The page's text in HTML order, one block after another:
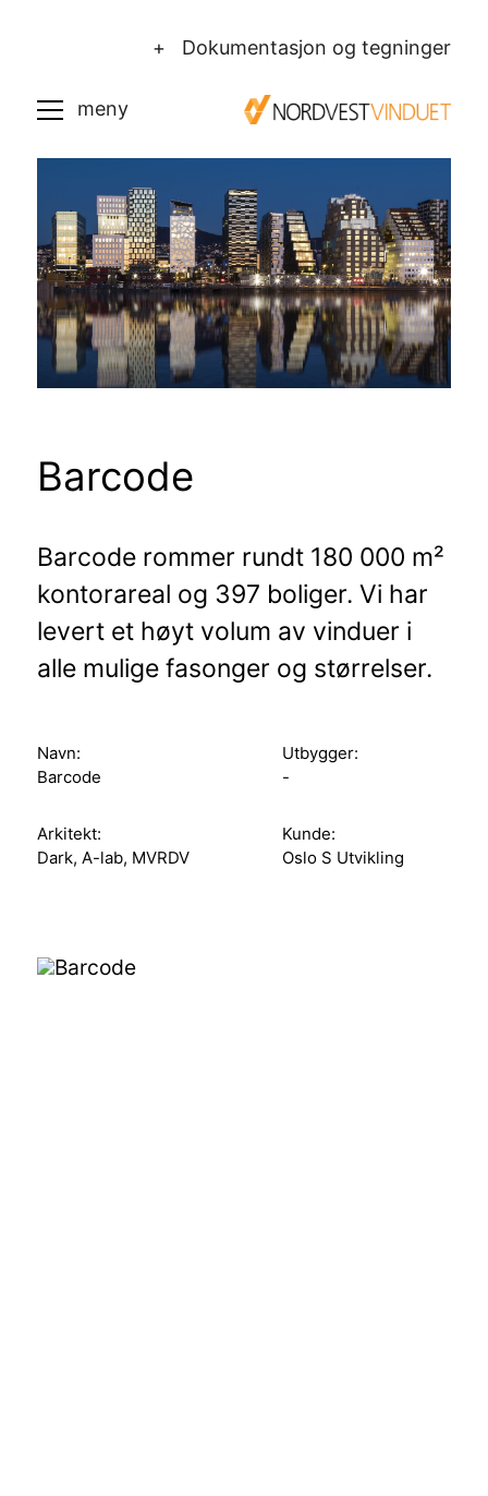
+ Dokumentasjon og tegninger
Barcode
Barcode rommer rundt 180 000 m²
kontorareal og 397 boliger. Vi har
levert et høyt volum av vinduer i
alle mulige fasonger og størrelser.
Navn:
Barcode
Arkitekt:
Dark, A-lab, MVRDV
Utbygger:
-
Kunde:
Oslo S Utvikling